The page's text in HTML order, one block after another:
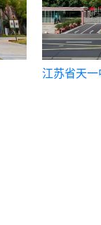
江苏省天